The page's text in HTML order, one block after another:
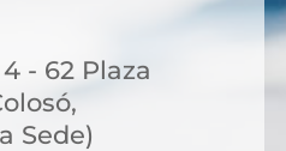
- 62 Plaza
Sede)